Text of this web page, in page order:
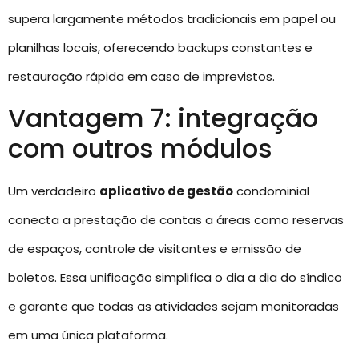
supera largamente métodos tradicionais em papel ou
planilhas locais, oferecendo backups constantes e
restauração rápida em caso de imprevistos.
Vantagem 7: integração
com outros módulos
Um verdadeiro aplicativo de gestãocondominial
conecta a prestação de contas a áreas como reservas
de espaços, controle de visitantes e emissão de
boletos. Essa unificação simplifica o dia a dia do síndico
e garante que todas as atividades sejam monitoradas
em uma única plataforma.